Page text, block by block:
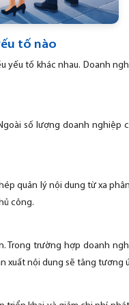
tố nào
yếu tố khác nhau. Doanh
số lượng doanh nghiệp
quản lý nội dung từ xa
công.
Trong trường hợp doanh
xuất nội dung sẽ tăng tương